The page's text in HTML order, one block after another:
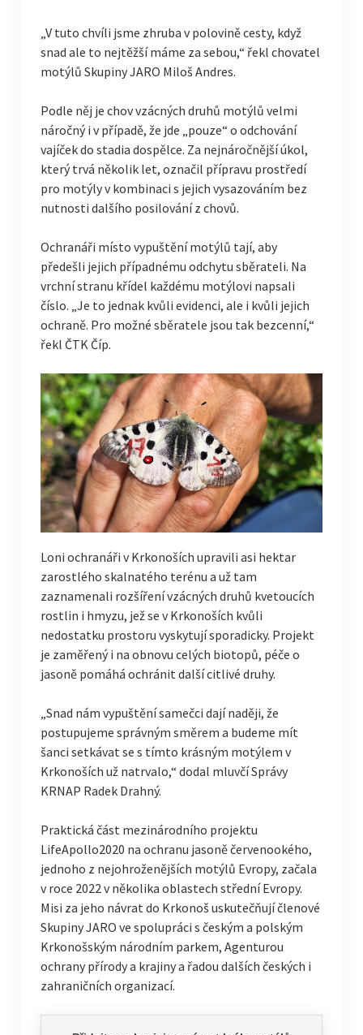
„V tuto chvíli jsme zhruba v polovině cesty, když
snad ale to nejtěžší máme za sebou,“ řekl chovatel
motýlů Skupiny JARO Miloš Andres.
Podle něj je chov vzácných druhů motýlů velmi
náročný i v případě, že jde „pouze“ o odchování
vajíček do stadia dospělce. Za nejnáročnější úkol,
který trvá několik let, označil přípravu prostředí
pro motýly v kombinaci s jejich vysazováním bez
nutnosti dalšího posilování z chovů.
Ochranáři místo vypuštění motýlů tají, aby
předešli jejich případnému odchytu sběrateli. Na
vrchní stranu křídel každému motýlovi napsali
číslo. „Je to jednak kvůli evidenci, ale i kvůli jejich
ochraně. Pro možné sběratele jsou tak bezcenní,“
řekl ČTK Číp.
Loni ochranáři v Krkonoších upravili asi hektar
zarostlého skalnatého terénu a už tam
zaznamenali rozšíření vzácných druhů kvetoucích
rostlin i hmyzu, jež se v Krkonoších kvůli
nedostatku prostoru vyskytují sporadicky. Projekt
je zaměřený i na obnovu celých biotopů, péče o
jasoně pomáhá ochránit další citlivé druhy.
„Snad nám vypuštění samečci dají naději, že
postupujeme správným směrem a budeme mít
šanci setkávat se s tímto krásným motýlem v
Krkonoších už natrvalo,“ dodal mluvčí Správy
KRNAP Radek Drahný.
Praktická část mezinárodního projektu
LifeApollo2020 na ochranu jasoně červenookého,
jednoho z nejohroženějších motýlů Evropy, začala
v roce 2022 v několika oblastech střední Evropy.
Misi za jeho návrat do Krkonoš uskutečňují členové
Skupiny JARO ve spolupráci s českým a polským
Krkonošským národním parkem, Agenturou
ochrany přírody a krajiny a řadou dalších českých i
zahraničních organizací.